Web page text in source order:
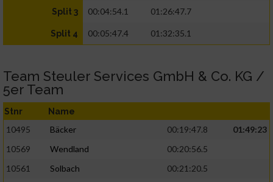
Split 3 00:04:54.1 01:26:47.7
Split 4 00:05:47.4 01:32:35.1
Team Steuler Services GmbH & Co. KG /
5er Team
Stnr Name
10495 Bäcker 00:19:47.8
01:49:23
10569
Wendland
00:20:56.5
10561
Solbach
00:21:20.5